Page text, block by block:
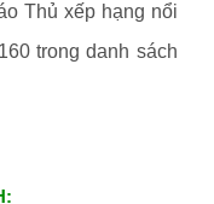
Thủ xếp hạng nổi
trong danh sách